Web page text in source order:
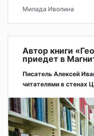
Милада Иволина
Автор книги
приедет в
Писатель Алексей
читателями в стенах